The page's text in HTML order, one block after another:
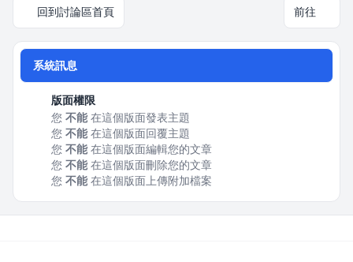
回到討論區首頁 前往
系統訊息
版面權限
您 不能在這個版面發表主題
您 不能在這個版面回覆主題
您 不能在這個版面編輯您的文章
您 不能在這個版面刪除您的文章
您 不能在這個版面上傳附加檔案